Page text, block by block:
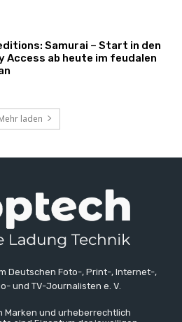
Samurai – Start in den
Access ab heute im feudalen
laden
Deutschen Foto-, Print-, Internet-,
und TV-Journalisten e. V.
Marken und urheberrechtlich